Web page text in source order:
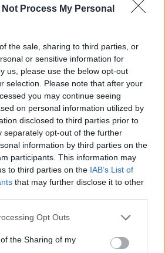
Not Process My Personal
the sale, sharing to third parties, or
or sensitive information for
us, please use the below opt-out
selection. Please note that after your
you may continue seeing
on personal information utilized by
disclosed to third parties prior to
separately opt-out of the further
information by third parties on the
participants. This information may
to third parties on the IAB’s List of
that may further disclose it to other
Opt Outs
the Sharing of my
Mantra
Titolare 29 - 76 %
Entrato 4 - 10%
Squalificato 0 - 0%
Inutilizzato 5 - 13